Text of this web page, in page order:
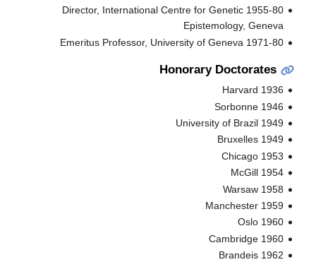
1955-80 Director, International Centre for Genetic
Epistemology, Geneva
1971-80 Emeritus Professor, University of Geneva
Honorary Doctorates
1936 Harvard
1946 Sorbonne
1949 University of Brazil
1949 Bruxelles
1953 Chicago
1954 McGill
1958 Warsaw
1959 Manchester
1960 Oslo
1960 Cambridge
1962 Brandeis